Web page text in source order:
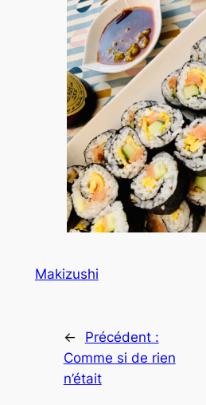
Makizushi
←
Précédent :
Comme si de rien
n’était